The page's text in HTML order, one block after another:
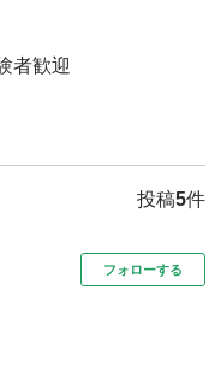
者歓迎
投稿5件
フォローする